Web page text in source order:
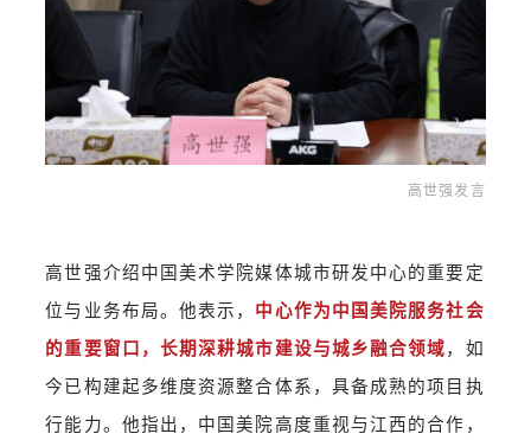
高世强发言
高世强介绍中国美术学院媒体城市研发中心的重要定
位与业务布局。他表示， 中心作为中国美院服务社会
的重要窗口，长期深耕城市建设与城乡融合领域，如
今已构建起多维度资源整合体系，具备成熟的项目执
行能力。他指出，中国美院高度重视与江西的合作，